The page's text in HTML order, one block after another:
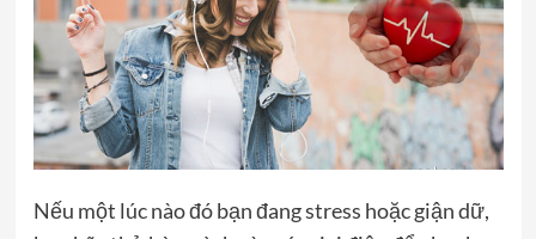
Nếu một lúc nào đó bạn đang stress hoặc giận dữ,